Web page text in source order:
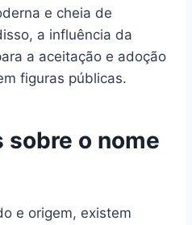
e cheia de
a influência da
a aceitação e adoção
figuras públicas.
o nome
e origem, existem